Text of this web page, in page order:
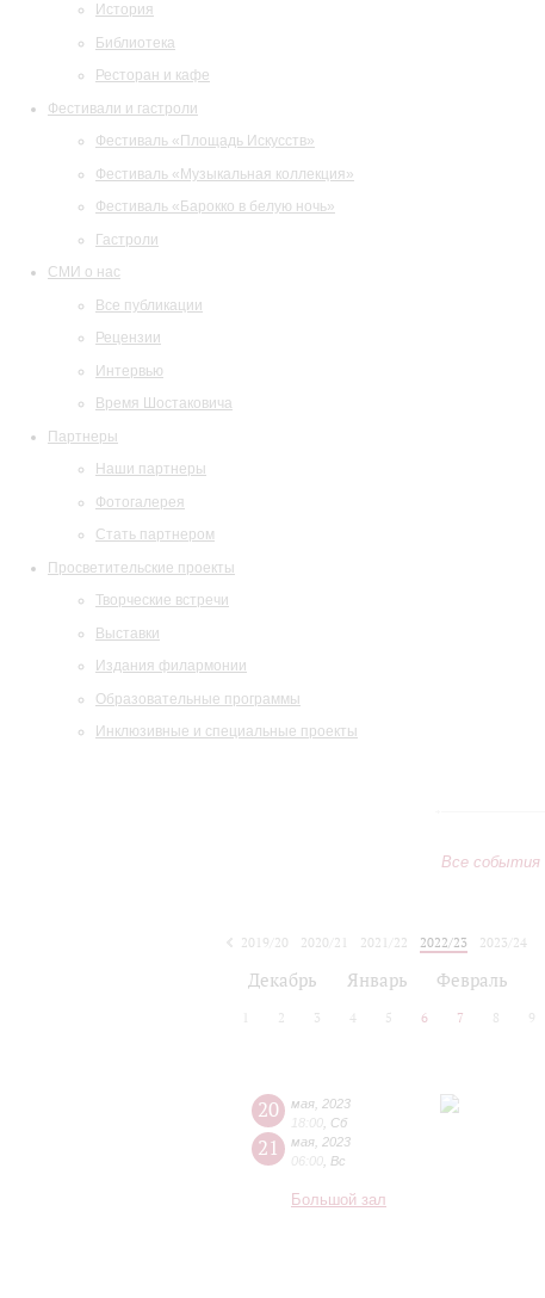
История
Библиотека
Ресторан и кафе
Фестивали и гастроли
Фестиваль «Площадь Искусств»
Фестиваль «Музыкальная коллекция»
Фестиваль «Барокко в белую ночь»
Гастроли
СМИ о нас
Все публикации
Рецензии
Интервью
Время Шостаковича
Партнеры
Наши партнеры
Фотогалерея
Стать партнером
Просветительские проекты
Творческие встречи
Выставки
Издания филармонии
Образовательные программы
Инклюзивные и специальные проекты
Все события
2019/20
2020/21 2021/22 2022/23
2023/24
Декабрь Январь Февраль
2 3 4 5 6 7 8 9
20 мая 2023
18:00 Сб
21 мая 2023
06:00 Вс
Большой зал